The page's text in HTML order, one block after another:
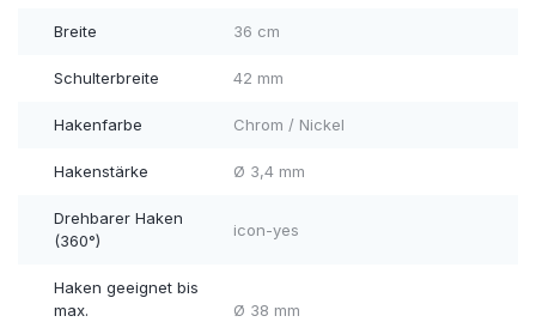
Breite 36 cm
Schulterbreite 42 mm
Hakenfarbe Chrom / Nickel
Hakenstärke Ø 3,4 mm
Drehbarer Haken
(360°)
icon-yes
Haken geeignet bis
max.
Ø 38 mm